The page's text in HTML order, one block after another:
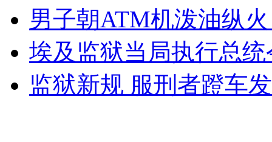
女孩北京地铁殴打老人 痛下狠手拳打脚踢
无痛分娩是否安全 医生回应
男子朝ATM机泼油纵
埃及监狱当局执行总
监狱新规 服刑者蹬车